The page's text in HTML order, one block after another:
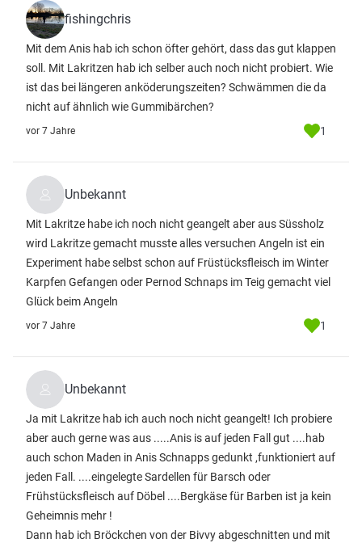
fishingchris
Mit dem Anis hab ich schon öfter gehört, dass das gut klappen
soll. Mit Lakritzen hab ich selber auch noch nicht probiert. Wie
ist das bei längeren anköderungszeiten? Schwämmen die da
nicht auf ähnlich wie Gummibärchen?
vor 7 Jahre 1
Unbekannt
Mit Lakritze habe ich noch nicht geangelt aber aus Süssholz
wird Lakritze gemacht musste alles versuchen Angeln ist ein
Experiment habe selbst schon auf Früstücksfleisch im Winter
Karpfen Gefangen oder Pernod Schnaps im Teig gemacht viel
Glück beim Angeln
vor 7 Jahre 1
Unbekannt
Ja mit Lakritze hab ich auch noch nicht geangelt! Ich probiere
aber auch gerne was aus .....Anis is auf jeden Fall gut ....hab
auch schon Maden in Anis Schnapps gedunkt ,funktioniert auf
jeden Fall. ....eingelegte Sardellen für Barsch oder
Frühstücksfleisch auf Döbel ....Bergkäse für Barben ist ja kein
Geheimnis mehr !
Dann hab ich Bröckchen von der Bivvy abgeschnitten und mit